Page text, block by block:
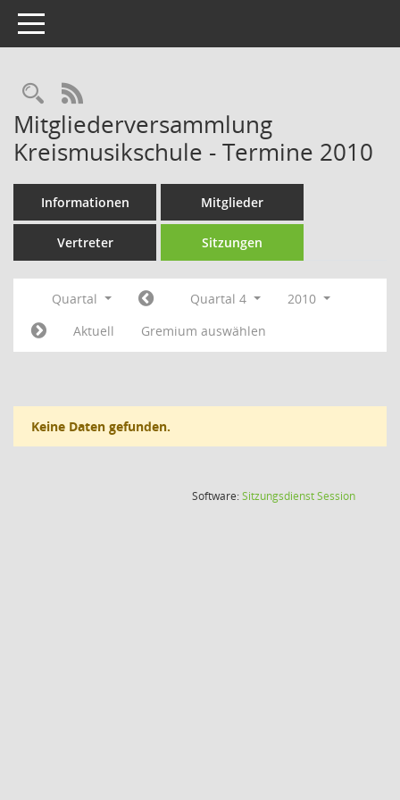
Toggle navigation
Rechercheauswahl
RSS-Feed
Mitgliederversammlung
Kreismusikschule - Termine 2010
Informationen Mitglieder
Vertreter Sitzungen
Quartal Quartal 4
2010
Aktuell
Gremium auswählen
Keine Daten gefunden.
Software:SitzungsdienstSession(Wird in